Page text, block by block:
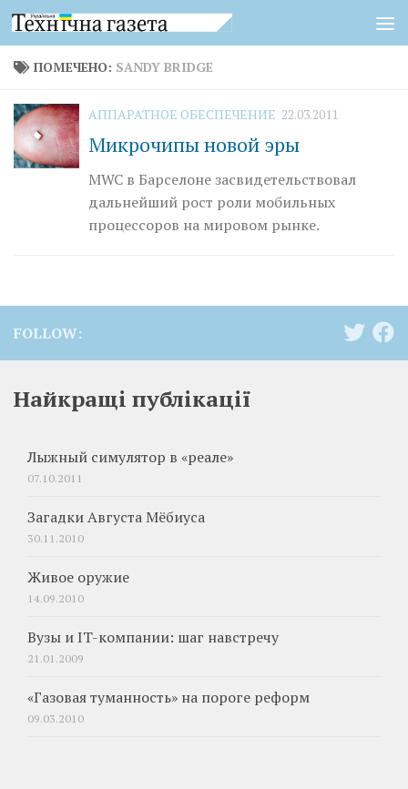
Перейти к содержимому
ПОМЕЧЕНО: SANDY BRIDGE
АППАРАТНОЕ ОБЕСПЕЧЕНИЕ 22.03.2011
Микрочипы новой эры
MWC в Барселоне засвидетельствовал
дальнейший рост роли мобильных
процессоров на мировом рынке.
FOLLOW:
Найкращі публікації
Лыжный симулятор в «реале»
07.10.2011
Загадки Августа Мёбиуса
30.11.2010
Живое оружие
14.09.2010
Вузы и IT-компании: шаг навстречу
21.01.2009
«Газовая туманность» на пороге реформ
09.03.2010